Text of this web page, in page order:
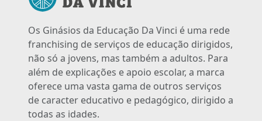
Os Ginásios da Educação Da Vinci é uma rede
franchising de serviços de educação dirigidos,
não só a jovens, mas também a adultos. Para
além de explicações e apoio escolar, a marca
oferece uma vasta gama de outros serviços
de caracter educativo e pedagógico, dirigido a
todas as idades.